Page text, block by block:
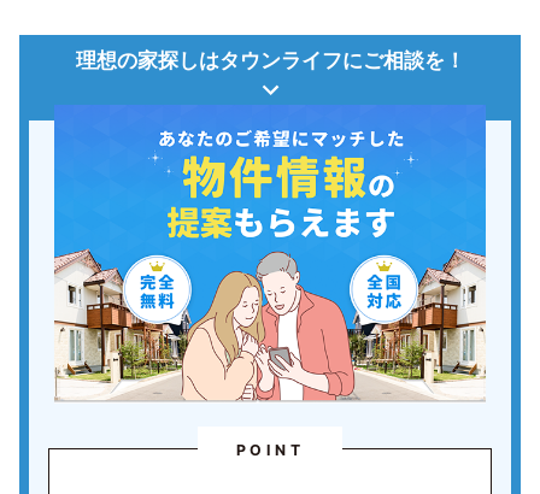
理想の家探しはタウンライフにご相談を！
POINT